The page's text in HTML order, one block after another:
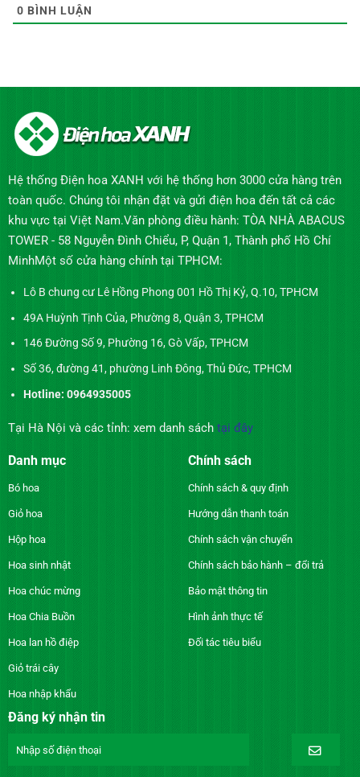
0 BÌNH LUẬN
Hệ thống Điện hoa XANH với hệ thống hơn 3000 cửa hàng trên
toàn quốc. Chúng tôi nhận đặt và gửi điện hoa đến tất cả các
khu vực tại Việt Nam.Văn phòng điều hành: TÒA NHÀ ABACUS
TOWER - 58 Nguyễn Đình Chiểu, P, Quận 1, Thành phố Hồ Chí
MinhMột số cửa hàng chính tại TPHCM:
Lô B chung cư Lê Hồng Phong 001 Hồ Thị Kỷ, Q.10, TPHCM
49A Huỳnh Tịnh Của, Phường 8, Quận 3, TPHCM
146 Đường Số 9, Phường 16, Gò Vấp, TPHCM
Số 36, đường 41, phường Linh Đông, Thủ Đức, TPHCM
Hotline: 0964935005
Tại Hà Nội và các tỉnh: xem danh sách tại đây
Danh mục
Bó hoa
Giỏ hoa
Hộp hoa
Hoa sinh nhật
Hoa chúc mừng
Hoa Chia Buồn
Hoa lan hồ điệp
Giỏ trái cây
Hoa nhập khẩu
Chính sách
Chính sách & quy định
Hướng dẫn thanh toán
Chính sách vận chuyển
Chính sách bảo hành – đổi trả
Bảo mật thông tin
Hình ảnh thực tế
Đối tác tiêu biểu
Đăng ký nhận tin